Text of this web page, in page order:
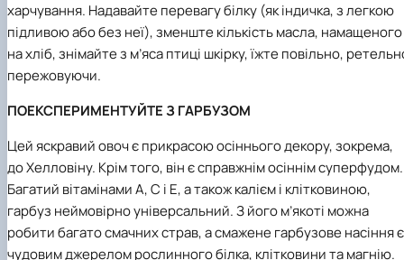
харчування. Надавайте перевагу білку (як індичка, з легкою
підливою або без неї), зменште кількість масла, намащеного
на хліб, знімайте з м’яса птиці шкірку, їжте повільно,
пережовуючи.
ПОЕКСПЕРИМЕНТУЙТЕ З ГАРБУЗОМ
Цей яскравий овоч є прикрасою осіннього декору, зокрема,
до Хелловіну. Крім того, він є справжнім осіннім суперфудом.
Багатий вітамінами A, C і E, а також калієм і клітковиною,
гарбуз неймовірно універсальний. З його м’якоті можна
робити багато смачних страв, а смажене гарбузове насіння є
чудовим джерелом рослинного білка, клітковини та магнію.